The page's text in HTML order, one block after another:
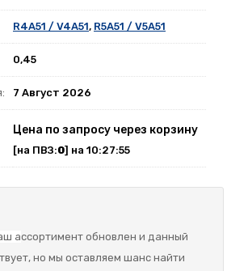
R4A51 / V4A51, R5A51 / V5A51
0,45
7 Август 2026
Цена по запросу через корзину
[на ПВЗ:0] на 10:27:55
ассортимент обновлен и данный
но мы оставляем шанс найти